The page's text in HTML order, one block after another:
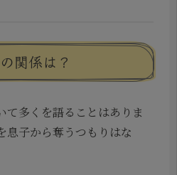
関係は？
て多くを語ることはありま
息子から奪うつもりはな